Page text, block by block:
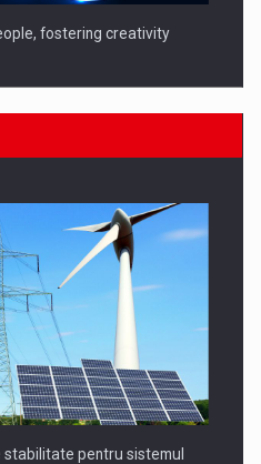
fostering creativity
Future - Technology and…
stabilitate pentru sistemul